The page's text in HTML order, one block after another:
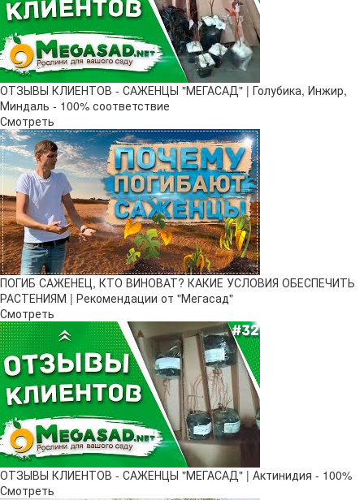
ОТЗЫВЫ КЛИЕНТОВ - САЖЕНЦЫ "МЕГАСАД" | Голубика, Инжир,
Миндаль - 100% соответствие
Смотреть
ПОГИБ САЖЕНЕЦ, КТО ВИНОВАТ? КАКИЕ УСЛОВИЯ ОБЕСПЕЧИТЬ
РАСТЕНИЯМ | Рекомендации от "Мегасад"
Смотреть
ОТЗЫВЫ КЛИЕНТОВ - САЖЕНЦЫ "МЕГАСАД" | Актинидия - 100%
Смотреть